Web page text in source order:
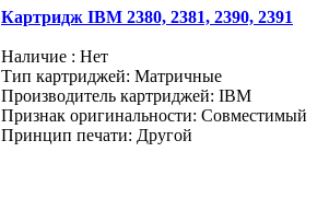
Картридж IBM 2380, 2381, 2390, 2391
Наличие : Нет
Тип картриджей: Матричные
Производитель картриджей: IBM
Признак оригинальности: Совместимый
Принцип печати: Другой